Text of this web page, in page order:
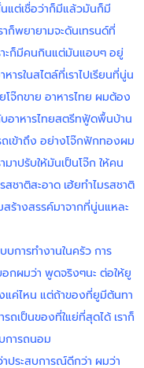
แต่เชื่อว่าก็มีแล้วมันก็มี
ก็พยายามจะดันเทรนด์ที่
าะก็มีคนกินแต่มันแอบๆ อยู่
ารในสไตล์ที่เราไปเรียนที่นู่น
จ๊กขาย อาหารไทย ผมต้อง
บอาหารไทยสตรีทฟู้ดพื้นบ้าน
ถเข้าถึง อย่างโจ๊กฟักทองผม
าปรับให้มันเป็นโจ๊ก ให้คน
สชาติสะอาด เฮ้ยทำไมรสชาติ
ร้างสรรค์มาจากที่นู่นแหละ
การทำงานในครัว การ
กผมว่า พูดจริงๆนะ ต่อให้ยู
งแค่ไหน แต่ถ้าของที่ยูมีต้นทา
ถเป็นของที่ใแย่ที่สุดได้ เราก็
การถนอม
ประสบการณ์ดีกว่า ผมว่า